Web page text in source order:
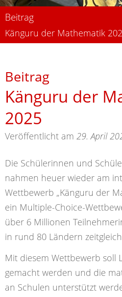
Beitrag
Känguru der Mathematik
Beitrag
Känguru der
2025
Veröffentlicht am 29. April
Die Schülerinnen und
nahmen heuer wieder am
Wettbewerb „Känguru der
ein Multiple-Choice-
über 6 Millionen
in rund 80 Ländern
Mit diesem Wettbewerb soll
gemacht werden und die
an Schulen unterstützt